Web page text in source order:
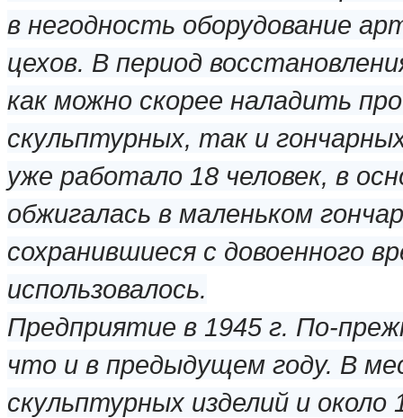
в негодность оборудование
цехов. В период
как можно скорее наладить
скульптурных, так и
уже работало 18 человек, в
обжигалась в маленьком
сохранившиеся с довоенного
использовалось.
Предприятие в 1945 г. По-
что и в предыдущем году. В
скульптурных изделий и около